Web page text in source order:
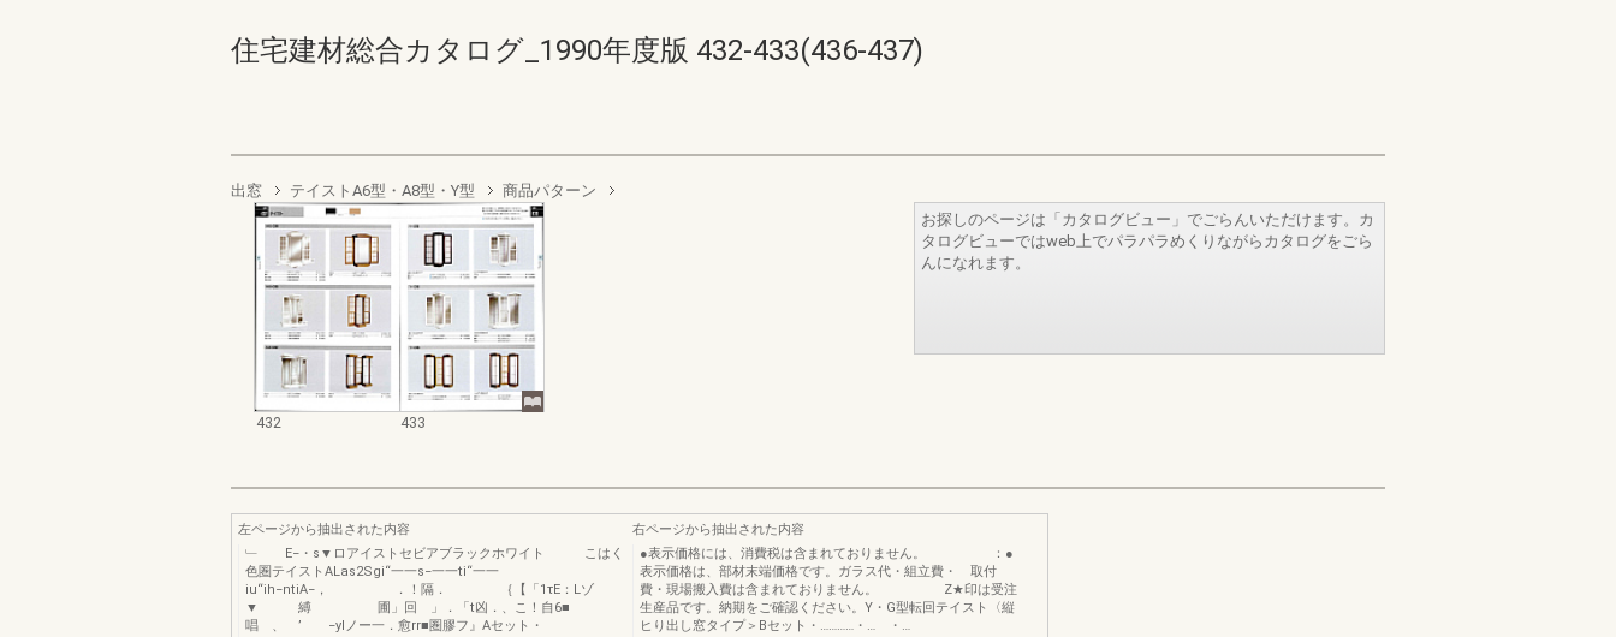
住宅建材総合カタログ_1990年度版 432-433(436-437)
出窓 テイストA6型・A8型・Y型 商品パターン
432 433
お探しのページは「カタログビュー」でごらんいただけます。カ
タログビューではweb上でパラパラめくりながらカタログをごら
んになれます。
左ページから抽出された内容
﹂ E−・s▼ロアイストセビアブラックホワイト こはく
色圏テイストALas2Sgi“一一s−一一ti“一一
iu“ih−ntiA−， ．！隔． ｛【「1τE：Lゾ
▼ 縛 圃」回 」．「t凶．、こ！自6■
唱 、 ’ −yIノー一．愈rr■圏膠フ』Aセット・
右ページから抽出された内容
●表示価格には、消費税は含まれておりません。 ：●
表示価格は、部材末端価格です。ガラス代・組立費・ 取付
費・現場搬入費は含まれておりません。 Z★印は受注
生産品です。納期をご確認ください。Y・G型転回テイスト〈縦
ヒり出し窓タイプ＞Bセット・…………・… ・…